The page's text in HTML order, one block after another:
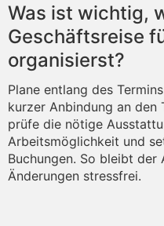
Was ist wichtig,
Geschäftsreise
organisierst?
Plane entlang des
kurzer Anbindung an den
prüfe die nötige
Arbeitsmöglichkeit und
Buchungen. So bleibt
Änderungen stressfrei.